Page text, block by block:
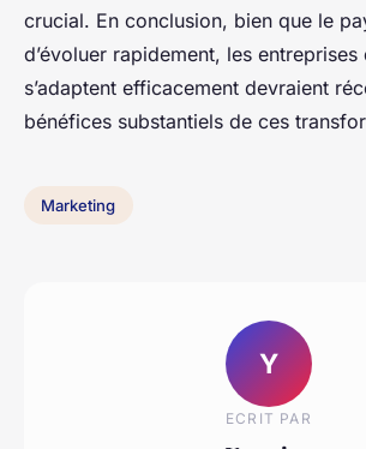
crucial. En conclusion, bien que le
d’évoluer rapidement, les
s’adaptent efficacement devraient
bénéfices substantiels de ces
Marketing
Y
ECRIT PAR